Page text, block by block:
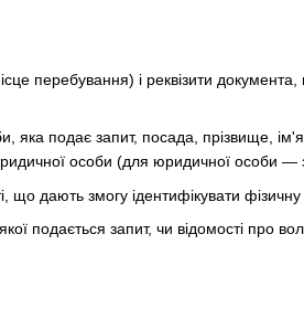
перебування) і реквізити
подає запит, посада, прізвище, ім'я
особи (для юридичної особи —
що дають змогу ідентифікувати
подається запит, чи відомості про